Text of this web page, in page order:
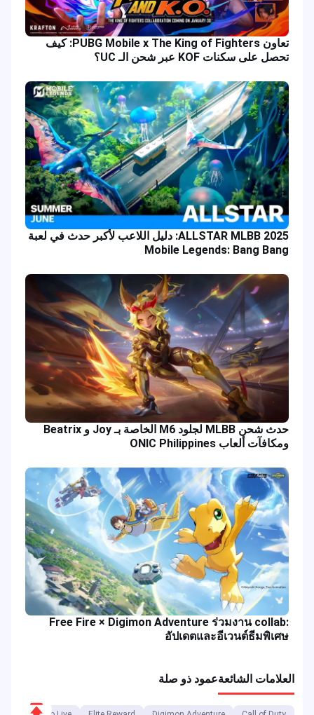
تعاون PUBG Mobile x The King of Fighters: كيف
تحصل على سكنات KOF عبر شحن الـ UC؟
ALLSTAR MLBB 2025: دليل اللاعب لأكبر حدث في لعبة
Mobile Legends: Bang Bang
حدث شحن MLBB لجلود M6 الخاصة بـ Joy و Beatrix
ومكافآت ألعاب ONIC Philippines
Free Fire × Digimon Adventure ร่วมงาน collab:
อัปเดตและอีเวนต์ธีมพิเศษ
العلامات الشائعةعمود ذو صلة
Scroll